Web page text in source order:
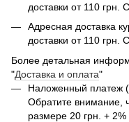
доставки от 110 грн.
Адресная доставка
доставки от 110 грн.
Более детальная
"Доставка и оплата"
Наложенный платеж
Обратите внимание,
размере 20 грн. +